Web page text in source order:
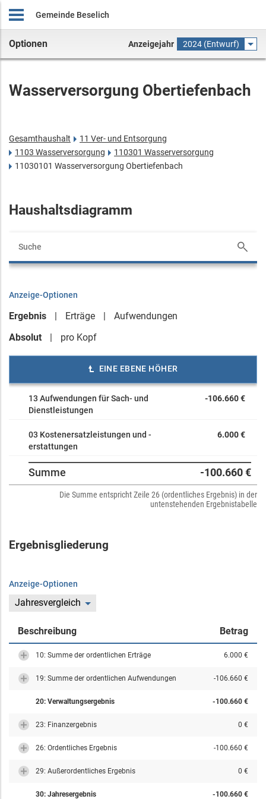
Gemeinde Beselich
Optionen Anzeigejahr 2024 (Entwurf)
Wasserversorgung Obertiefenbach
Gesamthaushalt
11 Ver- und Entsorgung
1103 Wasserversorgung
110301 Wasserversorgung
11030101 Wasserversorgung Obertiefenbach
Haushaltsdiagramm
Anzeige-Optionen
Ergebnis Erträge
Aufwendungen
Absolut
pro Kopf
EINE EBENE HÖHER
13 Aufwendungen für Sach- und
Dienstleistungen
-106.660 €
03 Kostenersatzleistungen und -
erstattungen
6.000 €
Summe -100.660 €
Die Summe entspricht Zeile 26 (ordentliches Ergebnis) in der
untenstehenden Ergebnistabelle
Ergebnisgliederung
Anzeige-Optionen
Jahresvergleich
Beschreibung Betrag
10: Summe der ordentlichen Erträge 6.000 €
19: Summe der ordentlichen Aufwendungen -106.660 €
20: Verwaltungsergebnis -100.660 €
23: Finanzergebnis 0 €
26: Ordentliches Ergebnis -100.660 €
29: Außerordentliches Ergebnis 0 €
30: Jahresergebnis -100.660 €